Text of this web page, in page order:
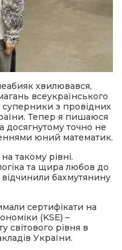
хвилювався,
всеукраїнського
суперники з провідних
Тепер я пишаюся
досягнутому точно не
юний математик.
такому рівні.
та щира любов до
бахмутянину
сертифікати на
(KSE) –
світового рівня в
України.